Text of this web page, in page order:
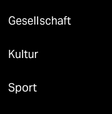
Gesellschaft
Kultur
Sport